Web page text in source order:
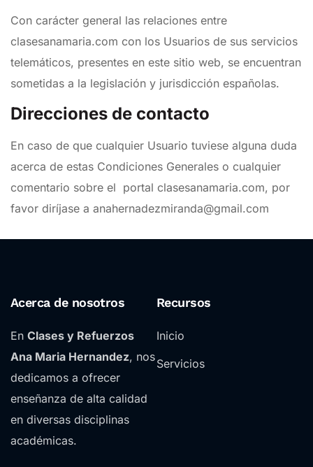
Con carácter general las relaciones entre
clasesanamaria.com con los Usuarios de sus servicios
telemáticos, presentes en este sitio web, se encuentran
sometidas a la legislación y jurisdicción españolas.
Direcciones de contacto
En caso de que cualquier Usuario tuviese alguna duda
acerca de estas Condiciones Generales o cualquier
comentario sobre el portal clasesanamaria.com, por
favor diríjase a anahernadezmiranda@gmail.com
Acerca de nosotros
En Clases y Refuerzos
Ana Maria Hernandez, nos
dedicamos a ofrecer
enseñanza de alta calidad
en diversas disciplinas
académicas.
Recursos
Inicio
Servicios